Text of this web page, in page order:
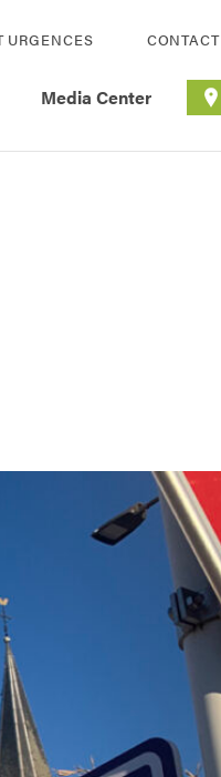
URGENCES CONTACT
Media Center